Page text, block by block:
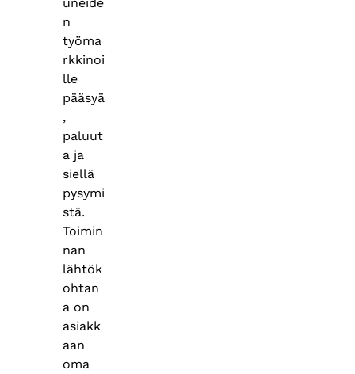
n
työma
rkkinoi
lle
pääsyä
,
paluut
a ja
siellä
pysymi
stä.
Toimin
nan
lähtök
ohtan
a on
asiakk
aan
oma